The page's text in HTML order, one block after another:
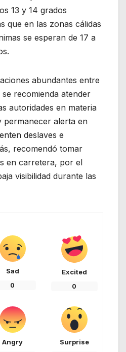
13 y 14 grados
que en las zonas cálidas
se esperan de 17 a
abundantes entre
recomienda atender
autoridades en materia
permanecer alerta en
deslaves e
recomendó tomar
en carretera, por el
visibilidad durante las
Sad
0
Excited
0
Angry Surprise